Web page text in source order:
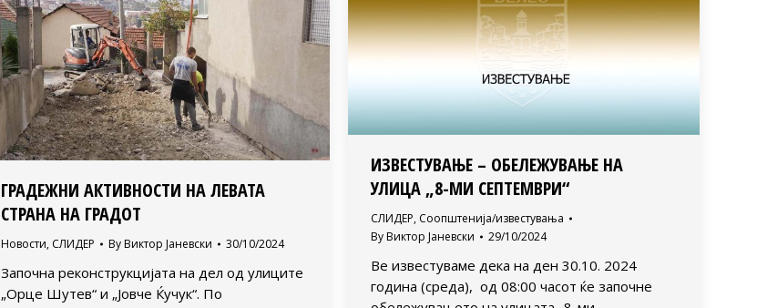
ГРАДЕЖНИ АКТИВНОСТИ НА ЛЕВАТА
СТРАНА НА ГРАДОТ
Новости, СЛИДЕР By Виктор Јаневски 30/10/2024
Започна реконструкцијата на дел од улиците
„Орце Шутев“ и „Јовче Ќучук“. По
ИЗВЕСТУВАЊЕ – ОБЕЛЕЖУВАЊЕ НА
УЛИЦА „8-МИ СЕПТЕМВРИ“
СЛИДЕР, Соопштенија/известувања
By Виктор Јаневски 29/10/2024
Ве известуваме дека на ден 30.10. 2024
година (среда), од 08:00 часот ќе започне